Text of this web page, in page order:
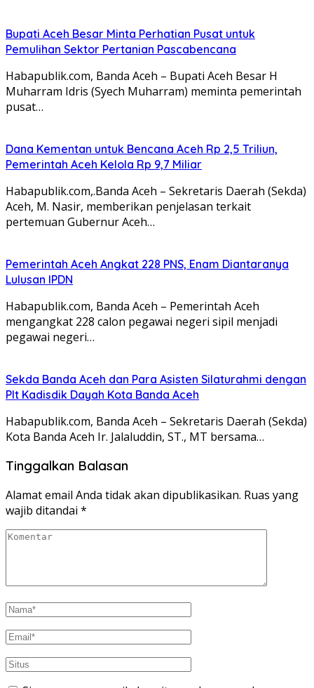
Bupati Aceh Besar Minta Perhatian Pusat untuk
Pemulihan Sektor Pertanian Pascabencana
Habapublik.com, Banda Aceh – Bupati Aceh Besar H
Muharram Idris (Syech Muharram) meminta pemerintah
pusat…
Dana Kementan untuk Bencana Aceh Rp 2,5 Triliun,
Pemerintah Aceh Kelola Rp 9,7 Miliar
Habapublik.com,.Banda Aceh – Sekretaris Daerah (Sekda)
Aceh, M. Nasir, memberikan penjelasan terkait
pertemuan Gubernur Aceh…
Pemerintah Aceh Angkat 228 PNS, Enam Diantaranya
Lulusan IPDN
Habapublik.com, Banda Aceh – Pemerintah Aceh
mengangkat 228 calon pegawai negeri sipil menjadi
pegawai negeri…
Sekda Banda Aceh dan Para Asisten Silaturahmi dengan
Plt Kadisdik Dayah Kota Banda Aceh
Habapublik.com, Banda Aceh – Sekretaris Daerah (Sekda)
Kota Banda Aceh Ir. Jalaluddin, ST., MT bersama…
Tinggalkan Balasan
Alamat email Anda tidak akan dipublikasikan. Ruas yang
wajib ditandai *